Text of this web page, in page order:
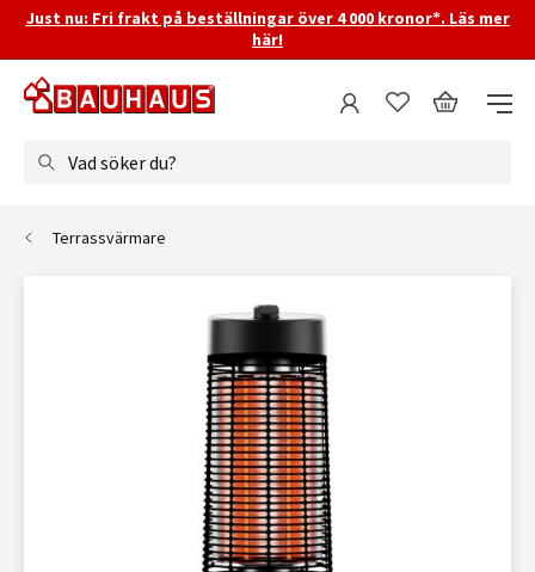
Just nu: Fri frakt på beställningar över 4 000 kronor*. Läs mer
här!
Vad söker du?
Terrassvärmare